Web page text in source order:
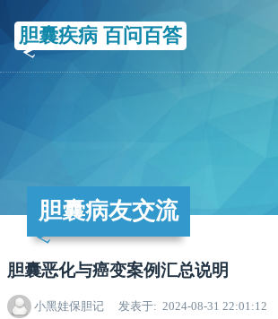
胆囊疾病 百问百答
胆囊病友交流
胆囊恶化与癌变案例汇总说明
小黑娃保胆记 发表于 2024-08-31 22:01:12